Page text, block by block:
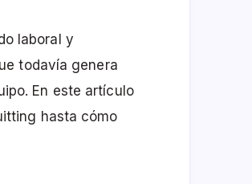
laboral y
todavía genera
En este artículo
hasta cómo